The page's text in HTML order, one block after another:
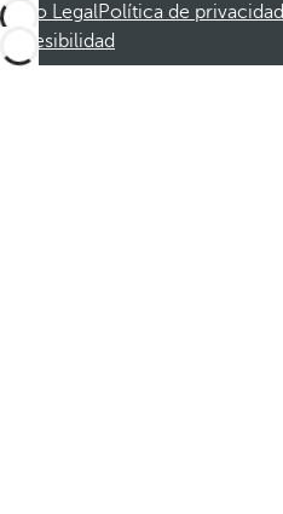
Aviso LegalPolítica de privacidad
Accesibilidad